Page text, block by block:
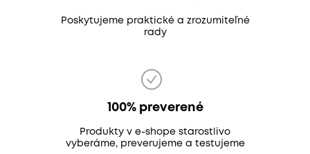
Poskytujeme praktické a zrozumiteľné
rady
100% preverené
Produkty v e-shope starostlivo
vyberáme, preverujeme a testujeme